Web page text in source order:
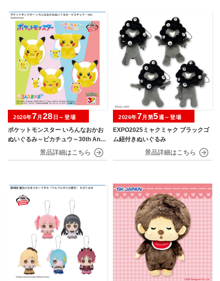
ポケットモンスター いろんなおかお
ぬいぐるみ～ピカチュウ～30th Anni
2026年7月 28 日～登場
EXPO2025ミャクミャク ブラックゴ
ム紐付きぬいぐるみ
2026年7月第5週～登場